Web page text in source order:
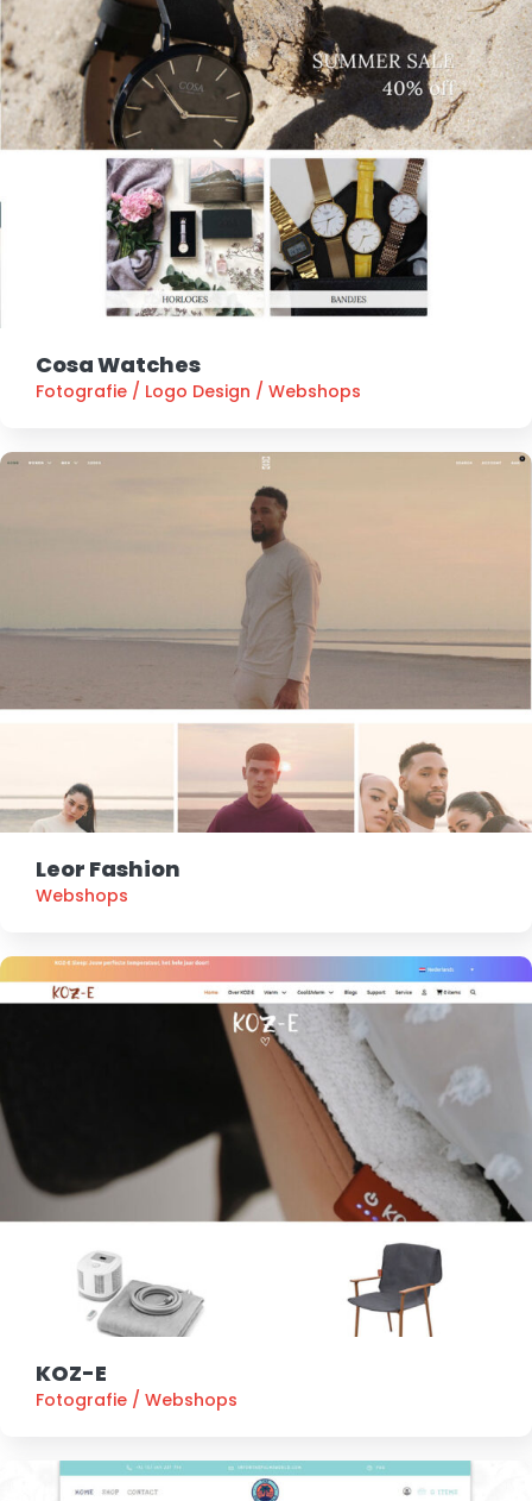
Cosa Watches
Fotografie / Logo Design / Webshops
Leor Fashion
Webshops
KOZ-E
Fotografie / Webshops